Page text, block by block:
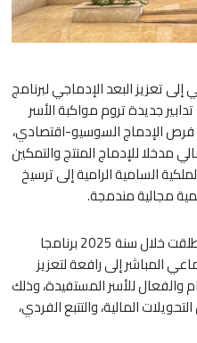
إلى تعزيز البعد الإدماجي لبرنامج
جديدة تروم مواكبة الأسر
فرص الإدماج السوسيو-اقتصادي،
للإدماج المنتج والتمكين
السامية الرامية إلى ترسيخ
مجالية مندمجة.
وأوضحت الوكالة، في بلاغ لها، أنها أطلقت خلال سنة 2025 برنامجا
المباشر إلى رافعة لتعزيز
والفعال للأسر المستفيدة، وذلك
المالية، والتتبع الفردي،